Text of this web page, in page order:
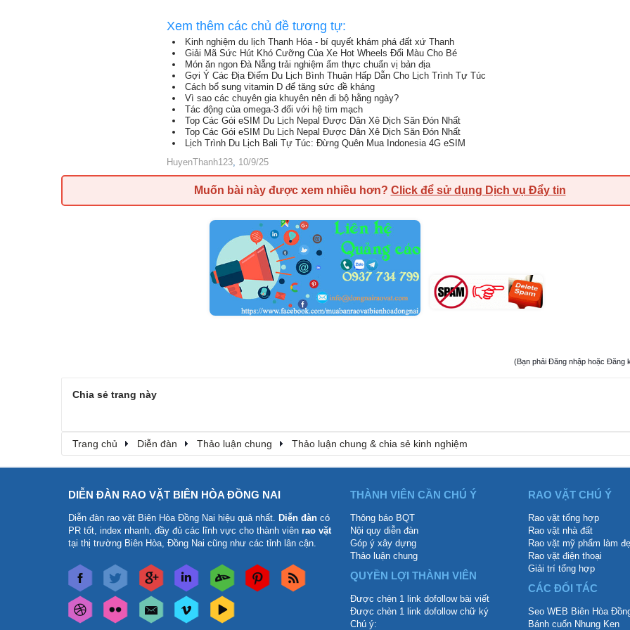
Xem thêm các chủ đề tương tự:
Kinh nghiệm du lịch Thanh Hóa - bí quyết khám phá đất xứ Thanh
Giải Mã Sức Hút Khó Cưỡng Của Xe Hot Wheels Đổi Màu Cho Bé
Món ăn ngon Đà Nẵng trải nghiệm ẩm thực chuẩn vị bản địa
Gợi Ý Các Địa Điểm Du Lịch Bình Thuận Hấp Dẫn Cho Lịch Trình Tự Túc
Cách bổ sung vitamin D để tăng sức đề kháng
Vì sao các chuyên gia khuyên nên đi bộ hằng ngày?
Tác động của omega-3 đối với hệ tim mạch
Top Các Gói eSIM Du Lịch Nepal Được Dân Xê Dịch Săn Đón Nhất
Top Các Gói eSIM Du Lịch Nepal Được Dân Xê Dịch Săn Đón Nhất
Lịch Trình Du Lịch Bali Tự Túc: Đừng Quên Mua Indonesia 4G eSIM
HuyenThanh123, 10/9/25
Muốn bài này được xem nhiều hơn? Click để sử dụng Dịch vụ Đẩy tin
(Bạn phải Đăng nhập hoặc Đăng
Chia sẻ trang này
Trang chủ Diễn đàn Thảo luận chung Thảo luận chung & chia sẻ kinh nghiệm
DIỄN ĐÀN RAO VẶT BIÊN HÒA ĐỒNG NAI
Diễn đàn rao vặt Biên Hòa Đồng Nai hiệu quả nhất. Diễn đàn có
PR tốt, index nhanh, đầy đủ các lĩnh vực cho thành viên rao vặt
tại thị trường Biên Hòa, Đồng Nai cũng như các tỉnh lân cận.
THÀNH VIÊN CẦN CHÚ Ý
Thông báo BQT
Nội quy diễn đàn
Góp ý xây dựng
Thảo luận chung
QUYỀN LỢI THÀNH VIÊN
Được chèn 1 link dofollow bài viết
Được chèn 1 link dofollow chữ ký
Chú ý:
RAO VẶT CHÚ Ý
Rao vặt tổng hợp
Rao vặt nhà đất
Rao vặt mỹ phẩm làm
Rao vặt điện thoại
Giải trí tổng hợp
CÁC ĐỐI TÁC
Seo WEB Biên Hòa
Bánh cuốn Nhung Ken